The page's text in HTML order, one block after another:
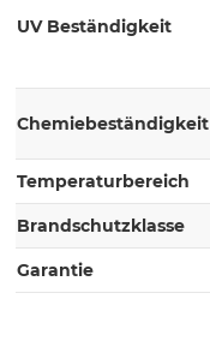
UV Beständigkeit
Chemiebeständigkeit
Temperaturbereich
Brandschutzklasse
Garantie